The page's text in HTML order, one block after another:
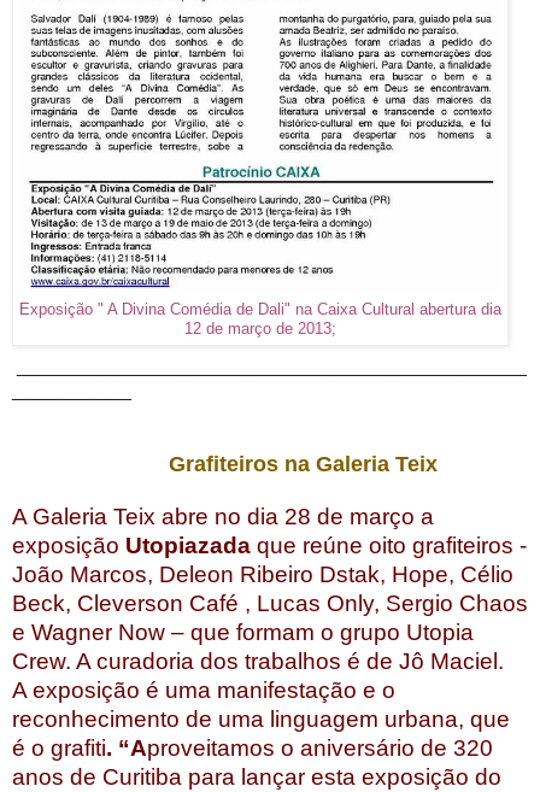
Exposição " A Divina Comédia de Dali" na Caixa Cultural abertura dia
12 de março de 2013;
Grafiteiros na Galeria Teix
A Galeria Teix abre no dia 28 de março a
exposição Utopiazada que reúne oito grafiteiros -
João Marcos, Deleon Ribeiro Dstak, Hope, Célio
Beck, Cleverson Café , Lucas Only, Sergio Chaos
e Wagner Now – que formam o grupo Utopia
Crew. A curadoria dos trabalhos é de Jô Maciel.
A exposição é uma manifestação e o
reconhecimento de uma linguagem urbana, que
é o grafiti. “Aproveitamos o aniversário de 320
anos de Curitiba para lançar esta exposição do